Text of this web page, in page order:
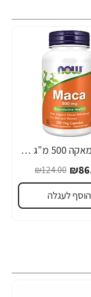
MACA מאקה 500 מ"ג 250 כמוסות - מבית NOW FOODS
₪124.00
הוסף לעגלה